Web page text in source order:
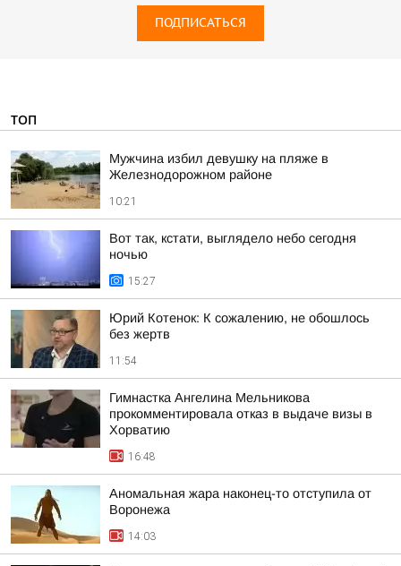
ПОДПИСАТЬСЯ
ТОП
Мужчина избил девушку на пляже в
Железнодорожном районе
10:21
Вот так, кстати, выглядело небо сегодня
ночью
15:27
Юрий Котенок: К сожалению, не обошлось
без жертв
11:54
Гимнастка Ангелина Мельникова
прокомментировала отказ в выдаче визы в
Хорватию
16:48
Аномальная жара наконец-то отступила от
Воронежа
14:03